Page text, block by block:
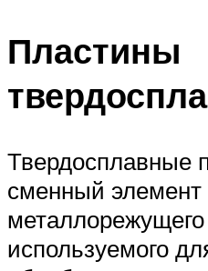
Пластины
Твердосплавные
сменный элемент
используемого